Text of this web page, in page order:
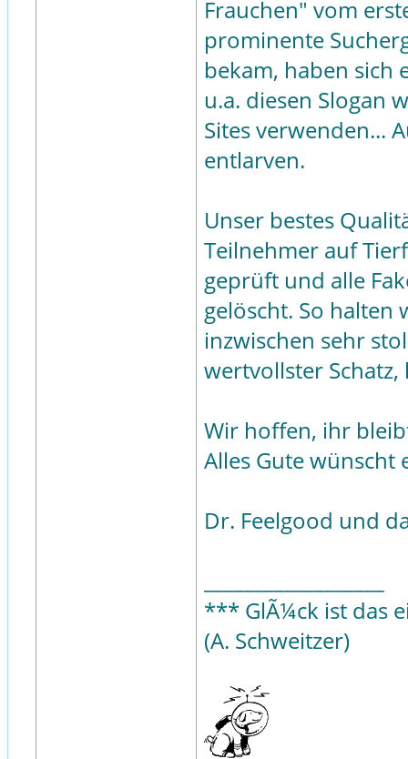
Frauchen" vom
prominente
bekam, haben sich
u.a. diesen Slogan
Sites verwenden...
entlarven.
Unser bestes
Teilnehmer auf
geprüft und alle
gelöscht. So halten
inzwischen sehr
wertvollster
Wir hoffen, ihr
Alles Gute wünscht
Dr. Feelgood und
*** GlÃ¼ck ist das
(A. Schweitzer)